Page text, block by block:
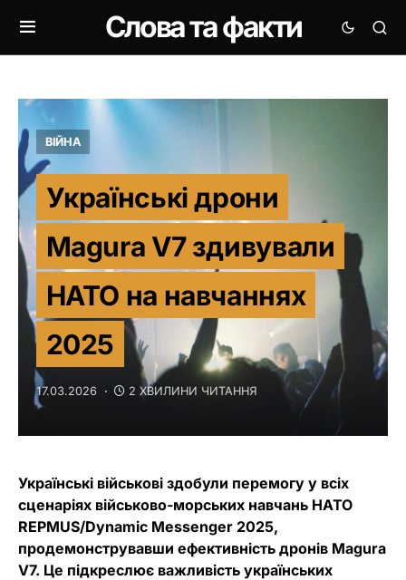
Слова та факти
ВІЙНА
Українські дрони
Magura V7 здивували
НАТО на навчаннях
2025
17.03.2026 2 ХВИЛИНИ ЧИТАННЯ
Українські військові здобули перемогу у всіх
сценаріях військово-морських навчань НАТО
REPMUS/Dynamic Messenger 2025,
продемонструвавши ефективність дронів Magura
V7. Це підкреслює важливість українських